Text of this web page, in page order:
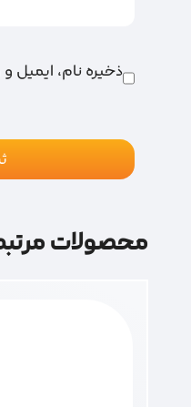
ذخیره نام، ایمیل
محصولات